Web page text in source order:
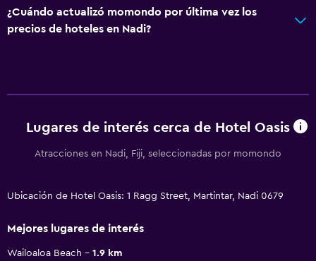
¿Cuándo actualizó momondo por última vez los
precios de hoteles en Nadi?
Lugares de interés cerca de Hotel Oasis
Atracciones en Nadi, Fiji, seleccionadas por momondo
Ubicación de Hotel Oasis: 1 Ragg Street, Martintar, Nadi 0679
Mejores lugares de interés
Wailoaloa Beach
1.9 km